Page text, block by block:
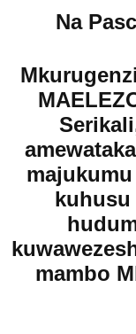
Na
kuhusu
mambo